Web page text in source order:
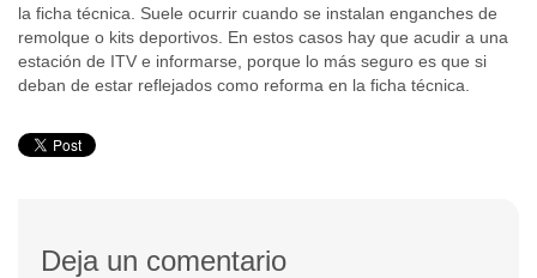
la ficha técnica. Suele ocurrir cuando se instalan enganches de
remolque o kits deportivos. En estos casos hay que acudir a una
estación de ITV e informarse, porque lo más seguro es que si
deban de estar reflejados como reforma en la ficha técnica.
Deja un comentario